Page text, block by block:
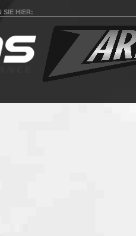
SIE HIER: